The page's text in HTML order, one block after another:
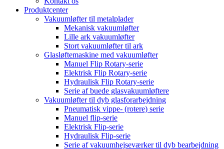
Produktcenter
Vakuumløfter til metalplader
Mekanisk vakuumløfter
Lille ark vakuumløfter
Stort vakuumløfter til ark
Glasløftemaskine med vakuumløfter
Manuel Flip Rotary-serie
Elektrisk Flip Rotary-serie
Hydraulisk Flip Rotary-serie
Serie af buede glasvakuumløftere
Vakuumløfter til dyb glasforarbejdning
Pneumatisk vippe- (rotere) serie
Manuel flip-serie
Elektrisk Flip-serie
Hydraulisk Flip-serie
Serie af vakuumhejseværker til dyb bearbejdning